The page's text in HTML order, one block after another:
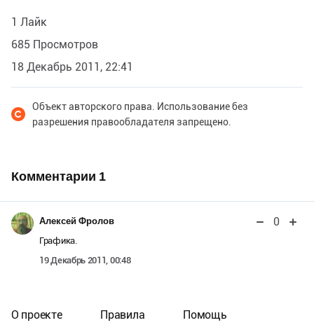
1 Лайк
685 Просмотров
18 Декабрь 2011, 22:41
Объект авторского права. Использование без
разрешения правообладателя запрещено.
Комментарии 1
Алексей Фролов 0
Графика.
19 Декабрь 2011, 00:48
О проекте Правила Помощь